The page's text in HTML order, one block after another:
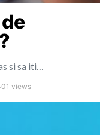
si sa iti…
views